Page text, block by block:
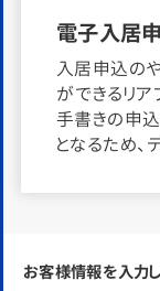
電子入居
入居申込の
ができるリ
手書きの申
となるため、
お客様情報を入力